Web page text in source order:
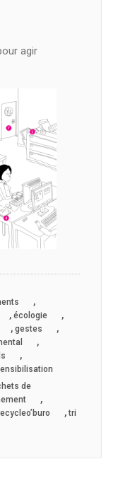
agir
,
, écologie ,
, gestes ,
,
,
de
,
,tri